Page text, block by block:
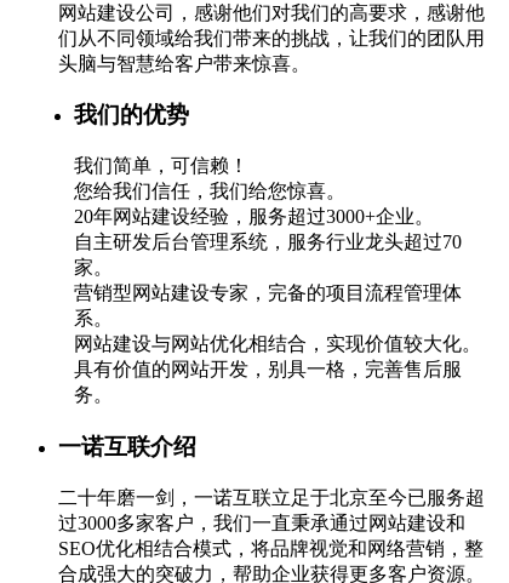
网站建设公司，感谢他们对我们的高要求，感谢他
们从不同领域给我们带来的挑战，让我们的团队用
头脑与智慧给客户带来惊喜。
我们的优势
我们简单，可信赖！
您给我们信任，我们给您惊喜。
20年网站建设经验，服务超过3000+企业。
自主研发后台管理系统，服务行业龙头超过70
家。
营销型网站建设专家，完备的项目流程管理体
系。
网站建设与网站优化相结合，实现价值较大化。
具有价值的网站开发，别具一格，完善售后服
务。
一诺互联介绍
二十年磨一剑，一诺互联立足于北京至今已服务超
过3000多家客户，我们一直秉承通过网站建设和
SEO优化相结合模式，将品牌视觉和网络营销，整
合成强大的突破力，帮助企业获得更多客户资源。